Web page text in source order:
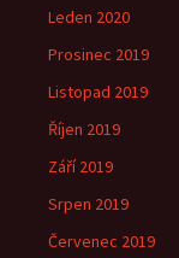
Leden 2020
Prosinec 2019
Listopad 2019
Říjen 2019
Září 2019
Srpen 2019
Červenec 2019